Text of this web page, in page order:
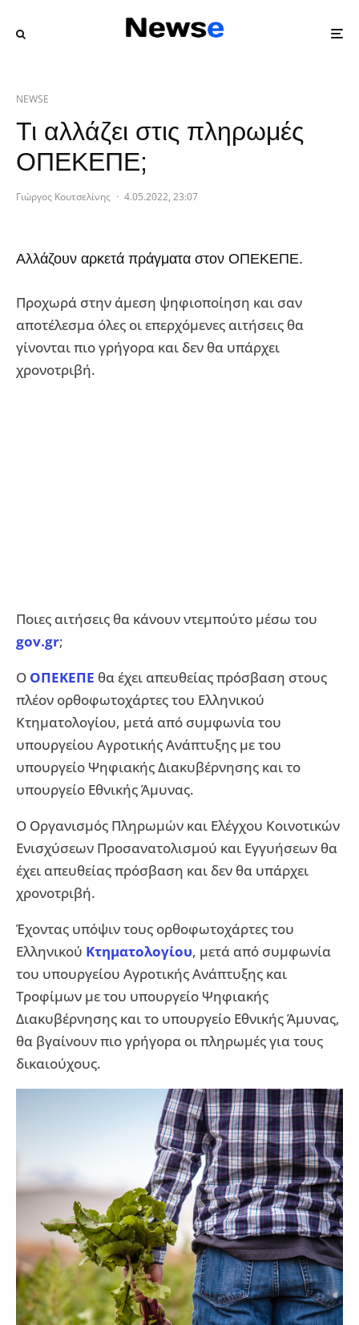
NEWSE
Τι αλλάζει στις πληρωμές
ΟΠΕΚΕΠΕ;
Γιώργος Κουτσελίνης · 4.05.2022, 23:07
Αλλάζουν αρκετά πράγματα στον ΟΠΕΚΕΠΕ.
Προχωρά στην άμεση ψηφιοποίηση και σαν
αποτέλεσμα όλες οι επερχόμενες αιτήσεις θα
γίνονται πιο γρήγορα και δεν θα υπάρχει
χρονοτριβή.
Ποιες αιτήσεις θα κάνουν ντεμπούτο μέσω του
gov.gr;
Ο ΟΠΕΚΕΠΕ θα έχει απευθείας πρόσβαση στους
πλέον ορθοφωτοχάρτες του Ελληνικού
Κτηματολογίου, μετά από συμφωνία του
υπουργείου Αγροτικής Ανάπτυξης με του
υπουργείο Ψηφιακής Διακυβέρνησης και το
υπουργείο Εθνικής Άμυνας.
Ο Οργανισμός Πληρωμών και Ελέγχου Κοινοτικών
Ενισχύσεων Προσανατολισμού και Εγγυήσεων θα
έχει απευθείας πρόσβαση και δεν θα υπάρχει
χρονοτριβή.
Έχοντας υπόψιν τους ορθοφωτοχάρτες του
Ελληνικού Κτηματολογίου, μετά από συμφωνία
του υπουργείου Αγροτικής Ανάπτυξης και
Τροφίμων με του υπουργείο Ψηφιακής
Διακυβέρνησης και το υπουργείο Εθνικής Άμυνας,
θα βγαίνουν πιο γρήγορα οι πληρωμές για τους
δικαιούχους.